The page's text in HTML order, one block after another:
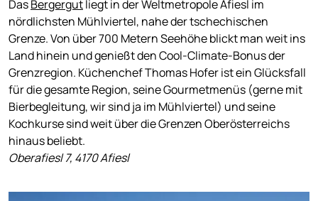
DasBergergutliegt in der Weltmetropole Afiesl im
nördlichsten Mühlviertel, nahe der tschechischen
Grenze. Von über 700 Metern Seehöhe blickt man weit ins
Land hinein und genießt den Cool-Climate-Bonus der
Grenzregion. Küchenchef Thomas Hofer ist ein Glücksfall
für die gesamte Region, seine Gourmetmenüs (gerne mit
Bierbegleitung, wir sind ja im Mühlviertel) und seine
Kochkurse sind weit über die Grenzen Oberösterreichs
hinaus beliebt.
Oberafiesl 7, 4170 Afiesl